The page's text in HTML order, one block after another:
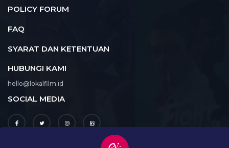
POLICY FORUM
FAQ
SYARAT DAN KETENTUAN
HUBUNGI KAMI
hello@lokalfilm.id
SOCIAL MEDIA